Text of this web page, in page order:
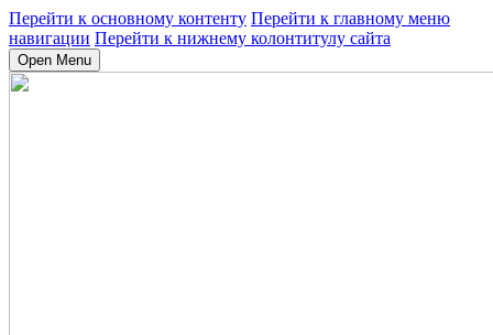
Перейти к основному контенту Перейти к главному меню
навигации Перейти к нижнему колонтитулу сайта
Open Menu